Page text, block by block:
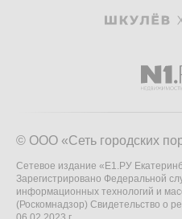
© ООО «Сеть городских
Сетевое издание «Е1.РУ
Зарегистрировано Федеральной
информационных технологий и
(Роскомнадзор) Свидетельство о